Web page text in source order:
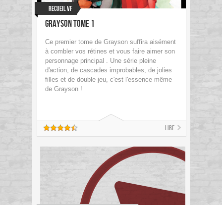
Recueil VF
Grayson Tome 1
Ce premier tome de Grayson suffira aisément
à combler vos rétines et vous faire aimer son
personnage principal . Une série pleine
d'action, de cascades improbables, de jolies
filles et de double jeu, c'est l'essence même
de Grayson !
Lire